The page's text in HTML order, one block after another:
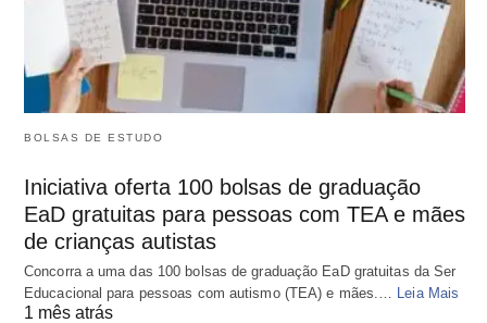
BOLSAS DE ESTUDO
Iniciativa oferta 100 bolsas de graduação
EaD gratuitas para pessoas com TEA e mães
de crianças autistas
Concorra a uma das 100 bolsas de graduação EaD gratuitas da Ser
Educacional para pessoas com autismo (TEA) e mães.… Leia Mais
1 mês atrás